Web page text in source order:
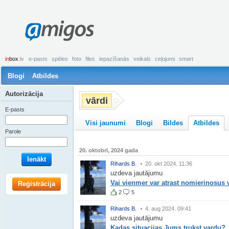
amigos
inbox .lv e-pasts spēles foto files iepazīšanās veikals ceļojumi smart
Blogi Atbildes
vārdi
Visi jaunumi Blogi Bildes Atbildes
20. oktobrī, 2024 gada
Rihards B. 20. okt 2024. 11:36
uzdeva jautājumu
Vai vienmer var atrast
2 5
Rihards B. 4. aug 2024. 09:41
uzdeva jautājumu
Autorizācija
E-pasts
Parole
Ienākt
Reģistrācija